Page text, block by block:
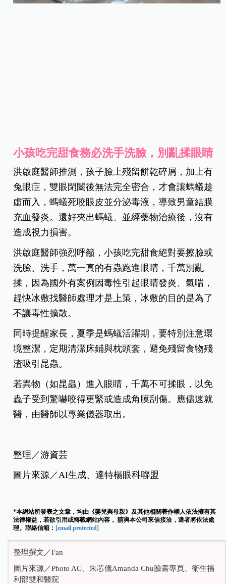
小孩吃完甜食務必洗手洗臉，別亂揉眼睛
洪啟庭醫師推測，孩子臉上殘留餅乾碎屑，加上有
兔眼症，雙眼閉闔後無法完全密合，才會讓螞蟻趁
虛而入，螞蟻死咬眼皮並分泌毒液，導致男童結膜
充血發炎。還好夾出螞蟻、並經藥物治療後，沒有
造成視力損害。
洪啟庭醫師強烈呼籲，小孩吃完甜食絕對要擦臉或
洗臉、洗手，萬一真的有蟲跑進眼睛，千萬別亂
揉，因為國外有案例因毒性引起眼睛發炎、氣喘，
趕快冰敷找醫師處理才是上策，冰敷的目的是為了
不讓毒性擴散。
同時提醒家長，夏季是螞蟻活躍期，要特別注意環
境整潔，定期清潔床鋪與枕頭套，避免殘留食物殘
渣吸引昆蟲。
若異物（如昆蟲）進入眼睛，千萬不可揉眼，以免
蟲子受到驚嚇咬得更緊或造成角膜刮傷。應儘速就
醫，由醫師以專業儀器取出。
整理／游資芸
圖片來源／AI生成、達特楊眼科聯盟
*本網站所發表之文章，均由《嬰兒與母親》及其他相關著作權人依法擁有其
法律權益，若欲引用或轉載網站內容， 請與本公司來信接洽，違者將依法處
理。聯絡信箱： [email protected]
整理撰文／Fan
圖片來源／Photo AC、朱芯儀Amanda Chu臉書專頁、衛生福
利部雙和醫院